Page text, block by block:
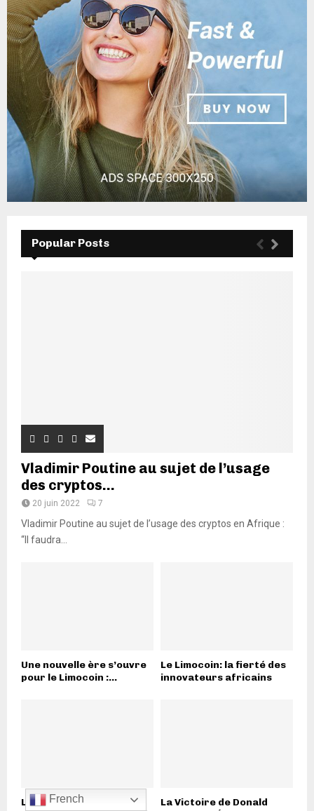
Popular Posts
Vladimir Poutine au sujet de l’usage
des cryptos...
20 juin 2022 7
Vladimir Poutine au sujet de l’usage des cryptos en Afrique :
“Il faudra...
Une nouvelle ère s’ouvre
pour le Limocoin :...
Le Limocoin: la fierté des
innovateurs africains
Les équipes armées
La Victoire de Donald
French